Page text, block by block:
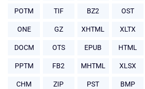
POTM TIF BZ2 OST
ONE GZ XHTML XLTX
DOCM OTS EPUB HTML
PPTM FB2 MHTML XLSX
CHM ZIP PST BMP